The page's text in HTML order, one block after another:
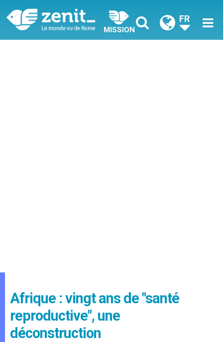
MISSION
FR
Afrique : vingt ans de "santé
reproductive", une
déconstruction